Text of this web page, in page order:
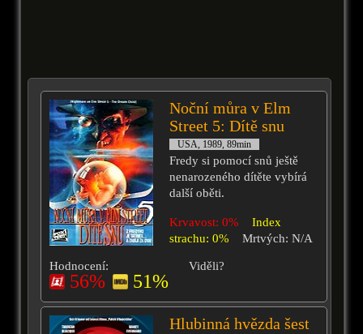
Noční můra v Elm
Street 5: Dítě snu
USA, 1989, 89min
Fredy si pomocí snů ještě
nenarozeného dítěte vybírá
další oběti.
Krvavost: 0%
Index
strachu: 0%
Mrtvých: N/A
Hodnocení:
56% 51%
Viděli?
Hlubinná hvězda šest